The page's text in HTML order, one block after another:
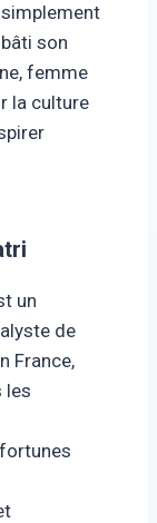
son
femme
la culture
un
de
France,
les